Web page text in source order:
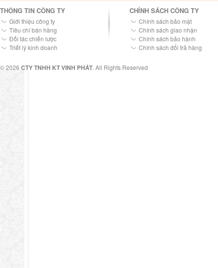
THÔNG TIN CÔNG TY
Giới thiệu công ty
Tiêu chí bán hàng
Đối tác chiến lược
Triết lý kinh doanh
CHÍNH SÁCH CÔNG TY
Chính sách bảo mật
Chính sách giao nhận
Chính sách bảo hành
Chính sách đổi trả hàng
© 2026 CTY TNHH KT VINH PHÁT. All Rights Reserved